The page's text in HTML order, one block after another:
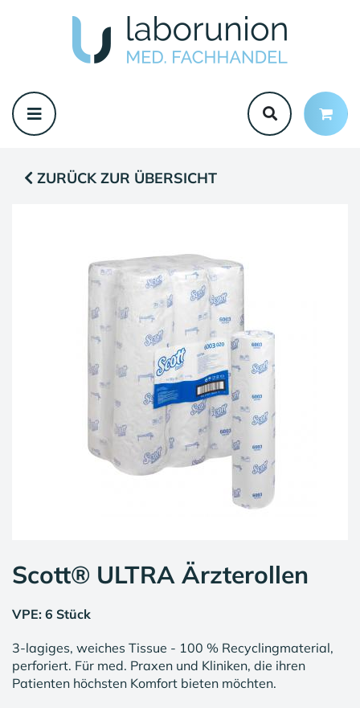
ZURÜCK ZUR ÜBERSICHT
Scott® ULTRA Ärzterollen
VPE: 6 Stück
3-lagiges, weiches Tissue - 100 % Recyclingmaterial,
perforiert. Für med. Praxen und Kliniken, die ihren
Patienten höchsten Komfort bieten möchten.